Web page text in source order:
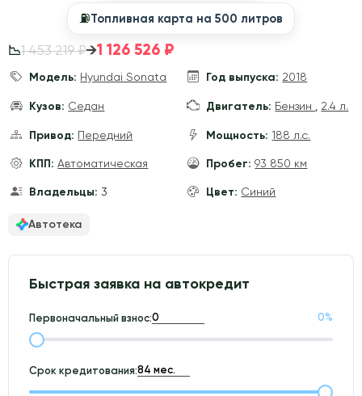
⛽️Топливная карта на 500 литров
📉1 453 219 ₽→1 126 526 ₽
Модель: Hyundai Sonata Год выпуска: 2018
Кузов: Седан Двигатель: Бензин 2.4 л.
Привод: Передний Мощность: 188 л.с.
КПП: Автоматическая Пробег: 93 850 км
Владельцы: 3 Цвет: Синий
Автотека
Быстрая заявка на автокредит
Первоначальный взнос: 0%
Срок кредитования: